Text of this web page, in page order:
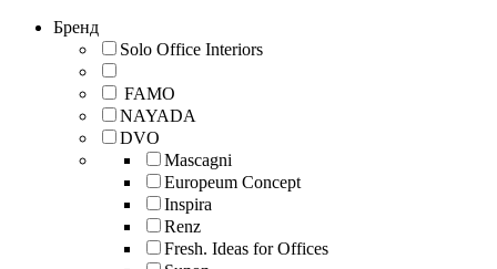
Бренд
Solo Office Interiors
FAMO
NAYADA
DVO
Mascagni
Europeum Concept
Inspira
Renz
Fresh. Ideas for Offices